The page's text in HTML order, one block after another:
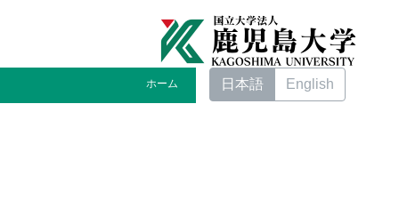
ホーム 日本語 English